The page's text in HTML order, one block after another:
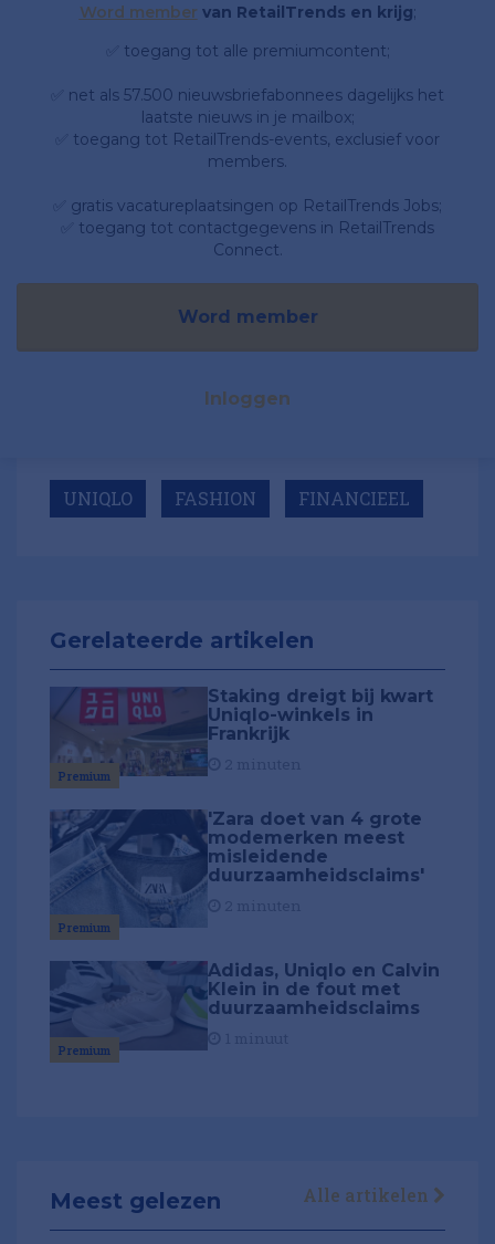
Word member van RetailTrends en krijg;
✅ toegang tot alle premiumcontent;
✅ net als 57.500 nieuwsbriefabonnees dagelijks het
laatste nieuws in je mailbox;
✅ toegang tot RetailTrends-events, exclusief voor
members.
✅ gratis vacatureplaatsingen op RetailTrends Jobs;
✅ toegang tot contactgegevens in RetailTrends
Connect.
Word member
Inloggen
UNIQLO FASHION FINANCIEEL
Gerelateerde artikelen
Premium
Staking dreigt bij kwart
Uniqlo-winkels in
Frankrijk
Premium
'Zara doet van 4 grote
modemerken meest
misleidende
duurzaamheidsclaims'
Premium
Adidas, Uniqlo en Calvin
Klein in de fout met
duurzaamheidsclaims
Meest gelezen Alle artikelen